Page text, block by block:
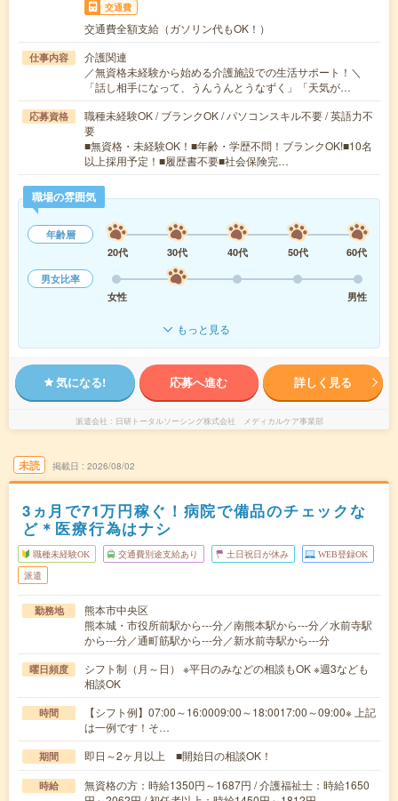
交通費
交通費全額支給（ガソリン代もOK！）
仕事内容
介護関連
／無資格未経験から始める介護施設での生活サポート！＼
「話し相手になって、うんうんとうなずく」「天気が…
応募資格
職種未経験OK / ブランクOK / パソコンスキル不要 / 英語力不
要
■無資格・未経験OK！■年齢・学歴不問！ブランクOK!■10名
以上採用予定！■履歴書不要■社会保険完…
職場の雰囲気
年齢層
20代
30代 40代 50代
60代
男女比率
女性
男性
もっと見る
気になる! 応募へ進む 詳しく見る
派遣会社 日研トータルソーシング株式会社 メディカルケア事業部
未読 掲載日 2026/08/02
3ヵ月で71万円稼ぐ！病院で備品のチェックな
ど＊医療行為はナシ
職種未経験OK 交通費別途支給あり 土日祝日が休み WEB登録OK
派遣
勤務地
熊本市中央区
熊本城・市役所前駅から---分／南熊本駅から---分／水前寺駅
から---分／通町筋駅から---分／新水前寺駅から---分
曜日頻度
シフト制（月～日） ※平日のみなどの相談もOK ※週3なども
相談OK
時間
【シフト例】07:00～16:0009:00～18:0017:00～09:00※ 上記
は一例です！そ…
期間 即日～2ヶ月以上 ■開始日の相談OK！
時給
無資格の方：時給1350円～1687円 / 介護福祉士：時給1650